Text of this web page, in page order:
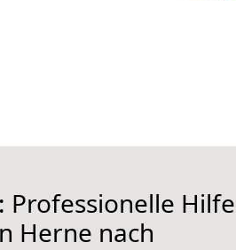
Professionelle Hilfe
Herne nach